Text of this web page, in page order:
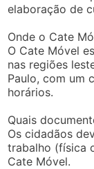
elaboração de
Onde o Cate
O Cate Móvel
nas regiões
Paulo, com um
horários.
Quais
Os cidadãos
trabalho (física
Cate Móvel.